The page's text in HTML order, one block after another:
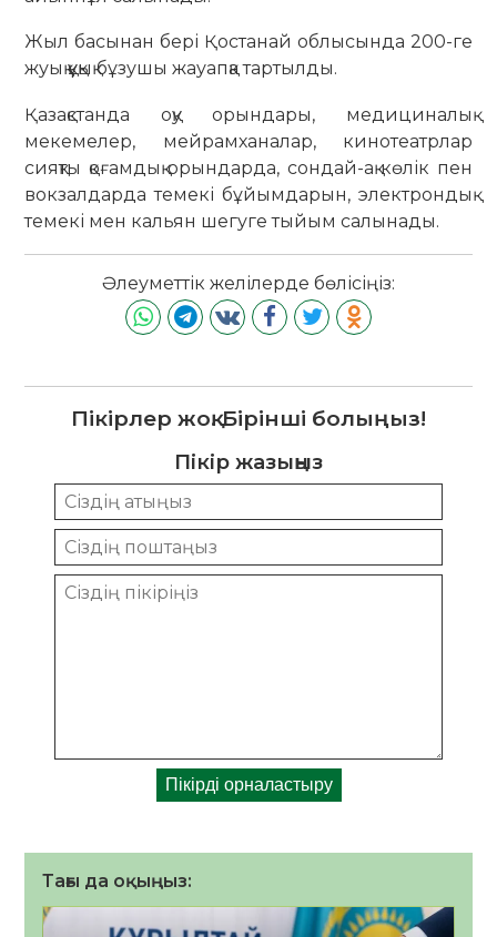
Жыл басынан бері Қостанай облысында 200-ге
жуық құқық бұзушы жауапқа тартылды.
Қазақстанда оқу орындары, медициналық
мекемелер, мейрамханалар, кинотеатрлар
сияқты қоғамдық орындарда, сондай-ақ көлік пен
вокзалдарда темекі бұйымдарын, электрондық
темекі мен кальян шегуге тыйым салынады.
Әлеуметтік желілерде бөлісіңіз:
Пікірлер жоқ. Бірінші болыңыз!
Пікір жазыңыз
Тағы да оқыңыз: